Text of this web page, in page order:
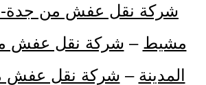
شركة نقل عفش من
مشيط – شركة نقل عفش
المدينة – شركة نقل عفش